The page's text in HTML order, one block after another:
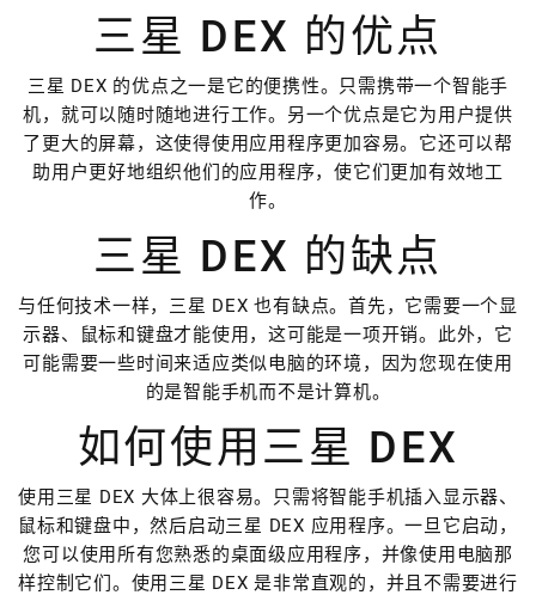
三星 DEX 的优点
三星 DEX 的优点之一是它的便携性。只需携带一个智能手
机，就可以随时随地进行工作。另一个优点是它为用户提供
了更大的屏幕，这使得使用应用程序更加容易。它还可以帮
助用户更好地组织他们的应用程序，使它们更加有效地工
作。
三星 DEX 的缺点
与任何技术一样，三星 DEX 也有缺点。首先，它需要一个显
示器、鼠标和键盘才能使用，这可能是一项开销。此外，它
可能需要一些时间来适应类似电脑的环境，因为您现在使用
的是智能手机而不是计算机。
如何使用三星 DEX
使用三星 DEX 大体上很容易。只需将智能手机插入显示器、
鼠标和键盘中，然后启动三星 DEX 应用程序。一旦它启动，
您可以使用所有您熟悉的桌面级应用程序，并像使用电脑那
样控制它们。使用三星 DEX 是非常直观的，并且不需要进行